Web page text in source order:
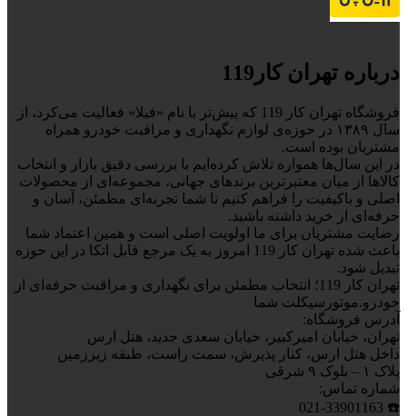
درباره تهران کار119
فروشگاه تهران کار 119 که پیش‌تر با نام «فیلا» فعالیت می‌کرد، از
سال ۱۳۸۹ در حوزه‌ی لوازم نگهداری و مراقبت خودرو همراه
مشتریان بوده است.
در این سال‌ها همواره تلاش کرده‌ایم با بررسی دقیق بازار و انتخاب
کالاها از میان معتبرترین برندهای جهانی، مجموعه‌ای از محصولات
اصلی و باکیفیت را فراهم کنیم تا شما تجربه‌ای مطمئن، آسان و
حرفه‌ای از خرید داشته باشید.
رضایت مشتریان برای ما اولویت اصلی است و همین اعتماد شما
باعث شده تهران کار 119 امروز به یک مرجع قابل اتکا در این حوزه
تبدیل شود.
تهران کار 119؛ انتخاب مطمئن برای نگهداری و مراقبت حرفه‌ای از
خودرو.موتورسیکلت شما
آدرس فروشگاه:
تهران، خیابان امیرکبیر، خیابان سعدی جدید، هتل ارس
داخل هتل ارس، کنار پذیرش، سمت راست، طبقه زیرزمین
پلاک ۱ – بلوک ۹ شرقی
شماره تماس:
☎️ 021-33901163